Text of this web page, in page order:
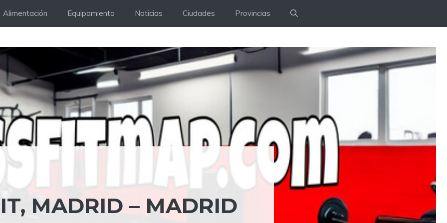
Alimentación Equipamiento Noticias Ciudades Provincias
MADRID – MADRID